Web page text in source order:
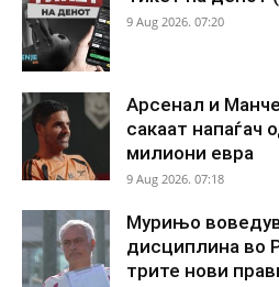
9 Aug 2026. 07:20
Арсенал и
сакаат напаѓач
милиони евра
9 Aug 2026. 07:18
Мурињо
дисциплина во
трите нови